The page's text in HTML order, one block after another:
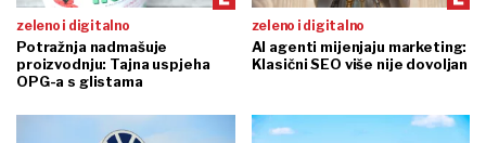
zeleno i digitalno
Potražnja nadmašuje
proizvodnju: Tajna uspjeha
OPG-a s glistama
zeleno i digitalno
AI agenti mijenjaju marketing:
Klasični SEO više nije dovoljan